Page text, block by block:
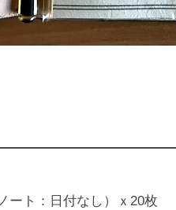
ート：日付なし）ｘ20枚